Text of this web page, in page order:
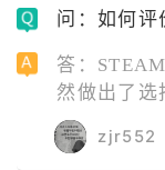
问：如何评
答：
然做出了选
全可以看作
应之旅。很
zjr552